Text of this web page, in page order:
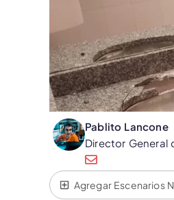
Pablito Lancone
Director General
Agregar Escenarios